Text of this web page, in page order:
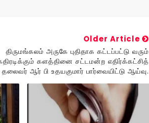
Older Article
திருமங்கலம் அருகே புதிதாக கட்டப்பட்டு வரும்
களத்தினை சட்டமன்ற எதிர்க்கட்சித்
ஆர் பி உதயகுமார் பார்வையிட்டு ஆய்வு.